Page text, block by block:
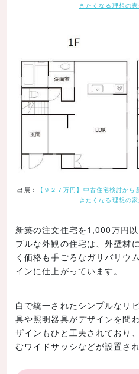
きたくなる理想の
出展：
【９２７万円】中古住宅検討か
きたくなる理想の
新築の注文住宅を1,000万円
プルな外観の住宅は、外壁材
く価格も手ごろなガリバリウ
インに仕上がっています。
白で統一されたシンプルなリ
具や照明器具がデザインを問
ザインもひと工夫されており
むワイドサッシなどが設置さ